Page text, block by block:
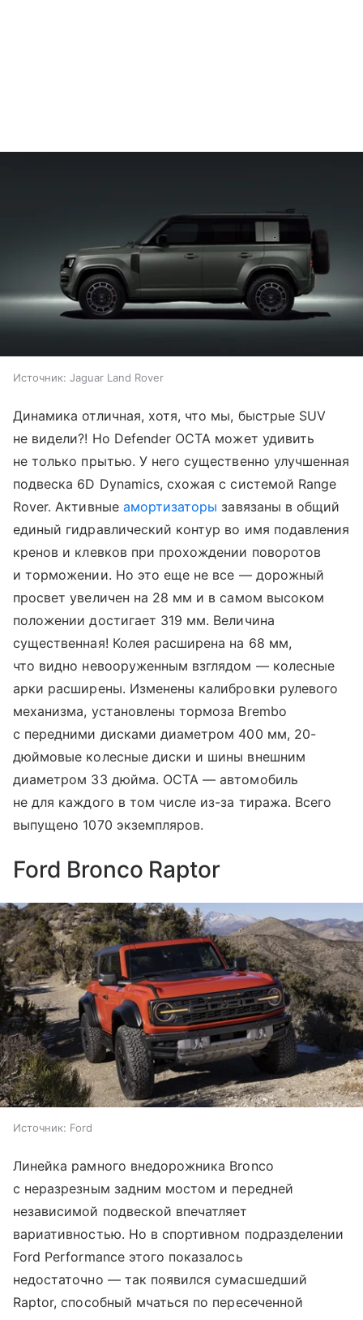
Источник: Jaguar Land Rover
Динамика отличная, хотя, что мы, быстрые SUV
не видели?! Но Defender OCTA может удивить
не только прытью. У него существенно улучшенная
подвеска 6D Dynamics, схожая с системой Range
Rover. Активные амортизаторы завязаны в общий
единый гидравлический контур во имя подавления
кренов и клевков при прохождении поворотов
и торможении. Но это еще не все — дорожный
просвет увеличен на 28 мм и в самом высоком
положении достигает 319 мм. Величина
существенная! Колея расширена на 68 мм,
что видно невооруженным взглядом — колесные
арки расширены. Изменены калибровки рулевого
механизма, установлены тормоза Brembo
с передними дисками диаметром 400 мм, 20-
дюймовые колесные диски и шины внешним
диаметром 33 дюйма. OCTA — автомобиль
не для каждого в том числе из-за тиража. Всего
выпущено 1070 экземпляров.
Ford Bronco Raptor
Источник: Ford
Линейка рамного внедорожника Bronco
с неразрезным задним мостом и передней
независимой подвеской впечатляет
вариативностью. Но в спортивном подразделении
Ford Performance этого показалось
недостаточно — так появился сумасшедший
Raptor, способный мчаться по пересеченной